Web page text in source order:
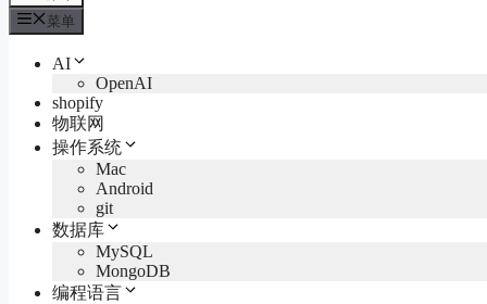
菜单
AI
OpenAI
shopify
物联网
操作系统
Mac
Android
git
数据库
MySQL
MongoDB
编程语言